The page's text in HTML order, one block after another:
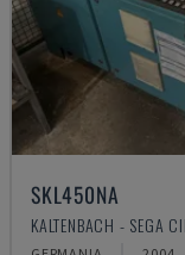
SKL450NA
KALTENBACH - SEGA